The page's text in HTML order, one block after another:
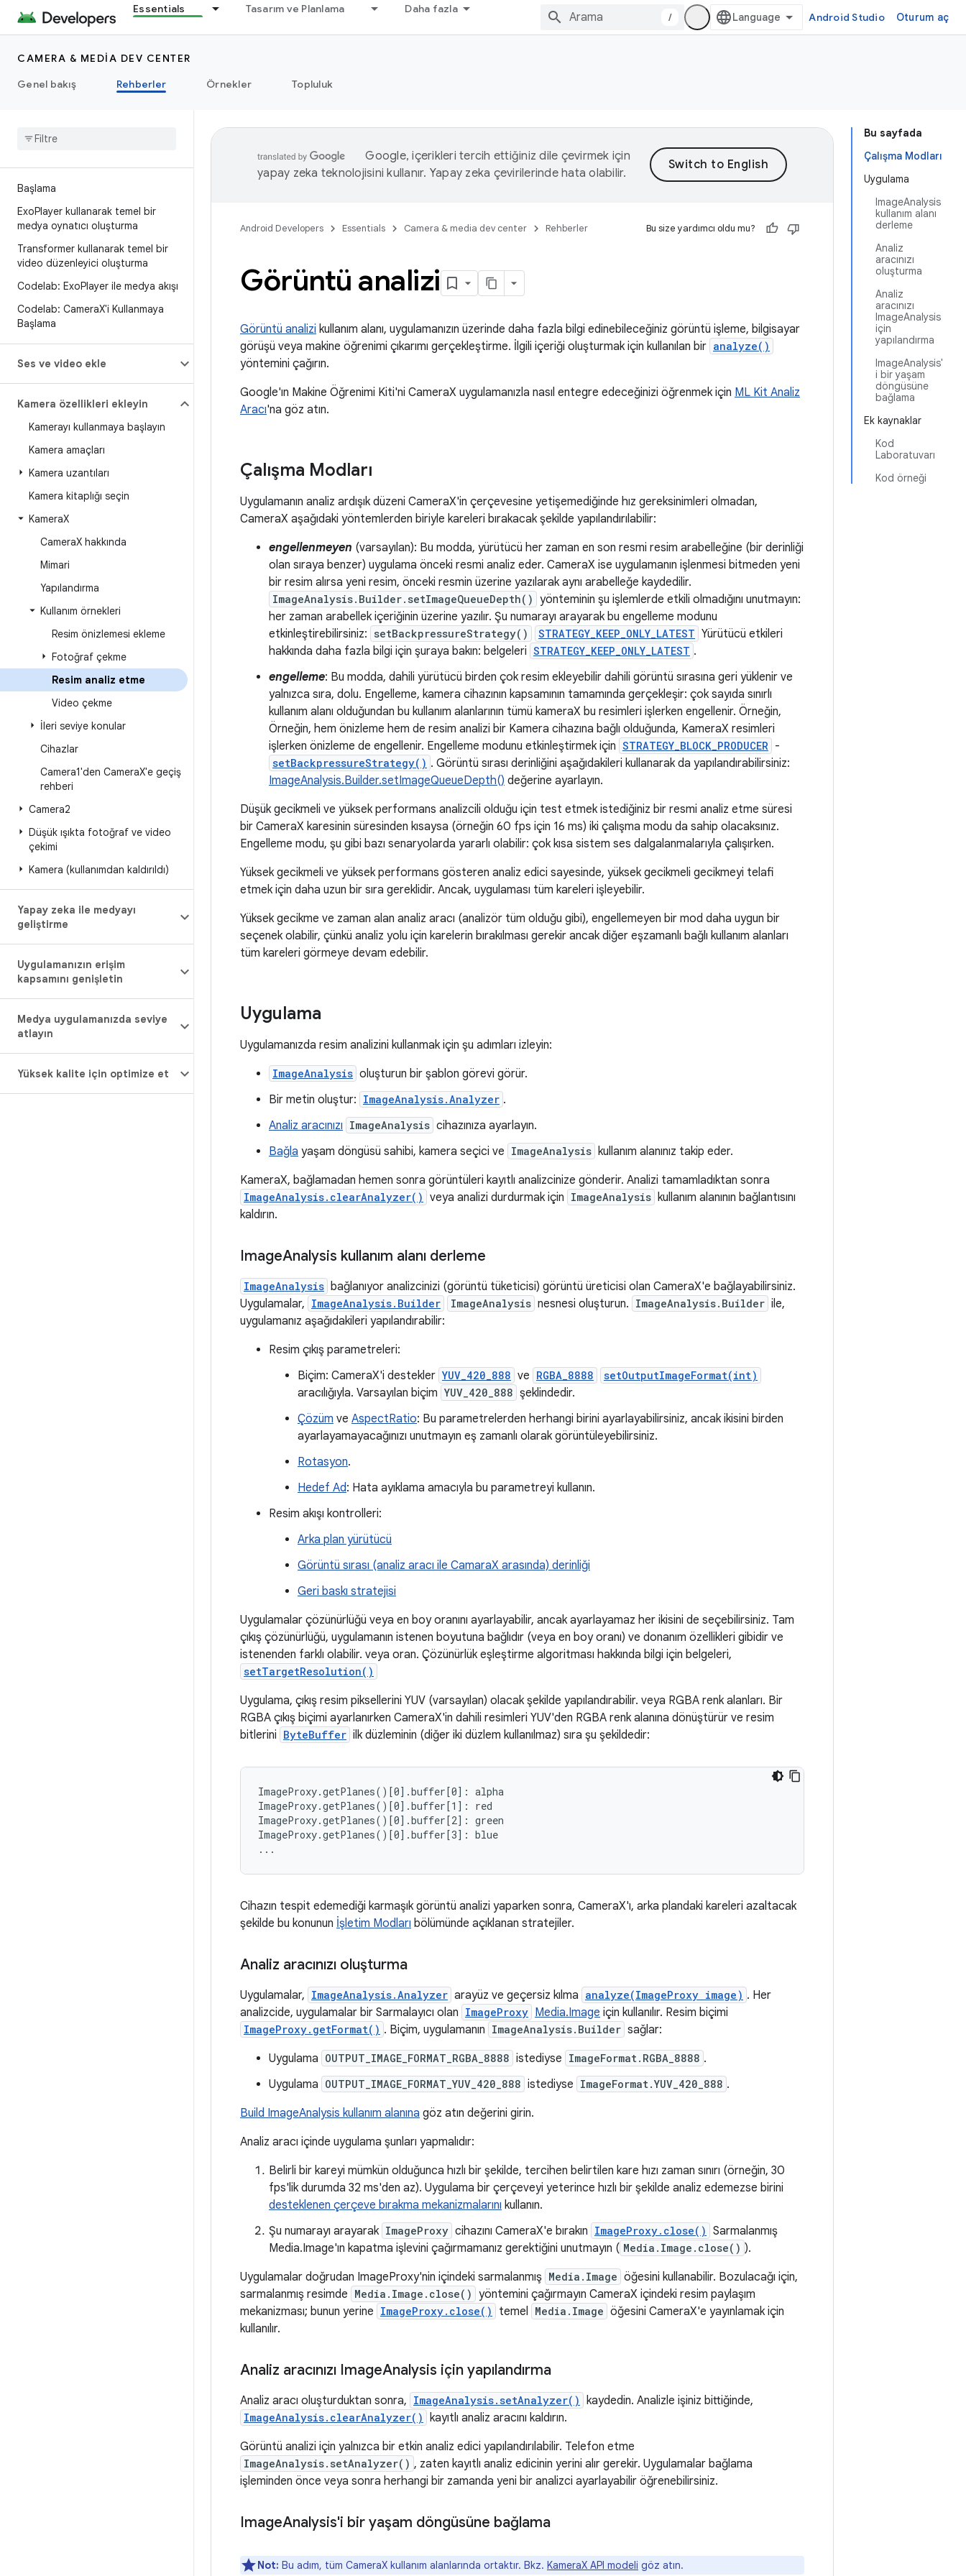
Essentials Tasarım ve Planlama Daha fazla
/ Android Studio Oturum aç
CAMERA & MEDIA DEV CENTER
Genel bakış
Rehberler Örnekler Topluluk
Başlama
ExoPlayer kullanarak temel bir
medya oynatıcı oluşturma
Transformer kullanarak temel bir
video düzenleyici oluşturma
Codelab: ExoPlayer ile medya akışı
Codelab: CameraX'i Kullanmaya
Başlama
Ses ve video ekle
Kamera özellikleri ekleyin
Kamerayı kullanmaya başlayın
Kamera amaçları
Kamera uzantıları
Kamera kitaplığı seçin
KameraX
CameraX hakkında
Mimari
Yapılandırma
Kullanım örnekleri
Resim önizlemesi ekleme
Fotoğraf çekme
Resim analiz etme
Video çekme
İleri seviye konular
Cihazlar
Camera1'den CameraX'e geçiş
rehberi
Camera2
Düşük ışıkta fotoğraf ve video
çekimi
Kamera (kullanımdan kaldırıldı)
Yapay zeka ile medyayı
geliştirme
Uygulamanızın erişim
kapsamını genişletin
Medya uygulamanızda seviye
atlayın
Yüksek kalite için optimize et
Bu sayfada
Çalışma Modları
Uygulama
ImageAnalysis
kullanım alanı
derleme
Analiz
aracınızı
oluşturma
Analiz
aracınızı
ImageAnalysis
için
yapılandırma
ImageAnalysis'
i bir yaşam
döngüsüne
bağlama
Ek kaynaklar
Kod
Laboratuvarı
Kod örneği
Google, içerikleri tercih ettiğiniz dile çevirmek için
yapay zeka teknolojisini kullanır. Yapay zeka çevirilerinde hata olabilir.
Android Developers Essentials Camera & media dev center Rehberler Bu size yardımcı oldu mu?
Görüntü analizi
Görüntü analizi kullanım alanı, uygulamanızın üzerinde daha fazla bilgi edinebileceğiniz görüntü işleme, bilgisayar
görüşü veya makine öğrenimi çıkarımı gerçekleştirme. İlgili içeriği oluşturmak için kullanılan bir analyze()
yöntemini çağırın.
Google'ın Makine Öğrenimi Kiti'ni CameraX uygulamanızla nasıl entegre edeceğinizi öğrenmek için ML Kit Analiz
Aracı'na göz atın.
Çalışma Modları
Uygulamanın analiz ardışık düzeni CameraX'in çerçevesine yetişemediğinde hız gereksinimleri olmadan,
CameraX aşağıdaki yöntemlerden biriyle kareleri bırakacak şekilde yapılandırılabilir:
engellenmeyen (varsayılan): Bu modda, yürütücü her zaman en son resmi resim arabelleğine (bir derinliği
olan sıraya benzer) uygulama önceki resmi analiz eder. CameraX ise uygulamanın işlenmesi bitmeden yeni
bir resim alırsa yeni resim, önceki resmin üzerine yazılarak aynı arabelleğe kaydedilir.
ImageAnalysis.Builder.setImageQueueDepth() yönteminin şu işlemlerde etkili olmadığını unutmayın:
her zaman arabellek içeriğinin üzerine yazılır. Şu numarayı arayarak bu engelleme modunu
etkinleştirebilirsiniz: setBackpressureStrategy() STRATEGY_KEEP_ONLY_LATEST Yürütücü etkileri
hakkında daha fazla bilgi için şuraya bakın: belgeleri STRATEGY_KEEP_ONLY_LATEST .
engelleme: Bu modda, dahili yürütücü birden çok resim ekleyebilir dahili görüntü sırasına geri yüklenir ve
yalnızca sıra, dolu. Engelleme, kamera cihazının kapsamının tamamında gerçekleşir: çok sayıda sınırlı
kullanım alanı olduğundan bu kullanım alanlarının tümü kameraX bu resimleri işlerken engellenir. Örneğin,
Örneğin, hem önizleme hem de resim analizi bir Kamera cihazına bağlı olduğunda, KameraX resimleri
işlerken önizleme de engellenir. Engelleme modunu etkinleştirmek için STRATEGY_BLOCK_PRODUCER -
setBackpressureStrategy() . Görüntü sırası derinliğini aşağıdakileri kullanarak da yapılandırabilirsiniz:
ImageAnalysis.Builder.setImageQueueDepth() değerine ayarlayın.
Düşük gecikmeli ve yüksek performans analizcili olduğu için test etmek istediğiniz bir resmi analiz etme süresi
bir CameraX karesinin süresinden kısaysa (örneğin 60 fps için 16 ms) iki çalışma modu da sahip olacaksınız.
Engelleme modu, şu gibi bazı senaryolarda yararlı olabilir: çok kısa sistem ses dalgalanmalarıyla çalışırken.
Yüksek gecikmeli ve yüksek performans gösteren analiz edici sayesinde, yüksek gecikmeli gecikmeyi telafi
etmek için daha uzun bir sıra gereklidir. Ancak, uygulaması tüm kareleri işleyebilir.
Yüksek gecikme ve zaman alan analiz aracı (analizör tüm olduğu gibi), engellemeyen bir mod daha uygun bir
seçenek olabilir, çünkü analiz yolu için karelerin bırakılması gerekir ancak diğer eşzamanlı bağlı kullanım alanları
tüm kareleri görmeye devam edebilir.
Uygulama
Uygulamanızda resim analizini kullanmak için şu adımları izleyin:
ImageAnalysis oluşturun bir şablon görevi görür.
Bir metin oluştur: ImageAnalysis.Analyzer .
Analiz aracınızı ImageAnalysis cihazınıza ayarlayın.
Bağla yaşam döngüsü sahibi, kamera seçici ve ImageAnalysis kullanım alanınız takip eder.
KameraX, bağlamadan hemen sonra görüntüleri kayıtlı analizcinize gönderir. Analizi tamamladıktan sonra
ImageAnalysis.clearAnalyzer() veya analizi durdurmak için ImageAnalysis kullanım alanının bağlantısını
kaldırın.
ImageAnalysis kullanım alanı derleme
ImageAnalysis bağlanıyor analizcinizi (görüntü tüketicisi) görüntü üreticisi olan CameraX'e bağlayabilirsiniz.
Uygulamalar, ImageAnalysis.Builder ImageAnalysis nesnesi oluşturun. ImageAnalysis.Builder ile,
uygulamanız aşağıdakileri yapılandırabilir:
Resim çıkış parametreleri:
Biçim: CameraX'i destekler YUV_420_888 ve RGBA_8888 setOutputImageFormat(int)
aracılığıyla. Varsayılan biçim YUV_420_888 şeklindedir.
Çözüm ve AspectRatio: Bu parametrelerden herhangi birini ayarlayabilirsiniz, ancak ikisini birden
ayarlayamayacağınızı unutmayın eş zamanlı olarak görüntüleyebilirsiniz.
Rotasyon.
Hedef Ad: Hata ayıklama amacıyla bu parametreyi kullanın.
Resim akışı kontrolleri:
Arka plan yürütücü
Görüntü sırası (analiz aracı ile CamaraX arasında) derinliği
Geri baskı stratejisi
Uygulamalar çözünürlüğü veya en boy oranını ayarlayabilir, ancak ayarlayamaz her ikisini de seçebilirsiniz. Tam
çıkış çözünürlüğü, uygulamanın istenen boyutuna bağlıdır (veya en boy oranı) ve donanım özellikleri gibidir ve
istenenden farklı olabilir. veya oran. Çözünürlük eşleştirme algoritması hakkında bilgi için belgeleri,
setTargetResolution()
Uygulama, çıkış resim piksellerini YUV (varsayılan) olacak şekilde yapılandırabilir. veya RGBA renk alanları. Bir
RGBA çıkış biçimi ayarlanırken CameraX'in dahili resimleri YUV'den RGBA renk alanına dönüştürür ve resim
bitlerini ByteBuffer ilk düzleminin (diğer iki düzlem kullanılmaz) sıra şu şekildedir:
ImageProxy.getPlanes()[0].buffer[0]: alpha
ImageProxy.getPlanes()[0].buffer[1]: red
ImageProxy.getPlanes()[0].buffer[2]: green
ImageProxy.getPlanes()[0].buffer[3]: blue
Cihazın tespit edemediği karmaşık görüntü analizi yaparken sonra, CameraX'ı, arka plandaki kareleri azaltacak
şekilde bu konunun İşletim Modları bölümünde açıklanan stratejiler.
Analiz aracınızı oluşturma
Uygulamalar, ImageAnalysis.Analyzer arayüz ve geçersiz kılma analyze(ImageProxy image) . Her
analizcide, uygulamalar bir Sarmalayıcı olan ImageProxy Media.Image için kullanılır. Resim biçimi
ImageProxy.getFormat() . Biçim, uygulamanın ImageAnalysis.Builder sağlar:
Uygulama OUTPUT_IMAGE_FORMAT_RGBA_8888 istediyse ImageFormat.RGBA_8888 .
Uygulama OUTPUT_IMAGE_FORMAT_YUV_420_888 istediyse ImageFormat.YUV_420_888 .
Build ImageAnalysis kullanım alanına göz atın değerini girin.
Analiz aracı içinde uygulama şunları yapmalıdır:
Belirli bir kareyi mümkün olduğunca hızlı bir şekilde, tercihen belirtilen kare hızı zaman sınırı (örneğin, 30
fps'lik durumda 32 ms'den az). Uygulama bir çerçeveyi yeterince hızlı bir şekilde analiz edemezse birini
desteklenen çerçeve bırakma mekanizmalarını kullanın.
Şu numarayı arayarak ImageProxy cihazını CameraX'e bırakın ImageProxy.close() Sarmalanmış
Media.Image'ın kapatma işlevini çağırmamanız gerektiğini unutmayın ( Media.Image.close() ).
Uygulamalar doğrudan ImageProxy'nin içindeki sarmalanmış Media.Image öğesini kullanabilir. Bozulacağı için,
sarmalanmış resimde Media.Image.close() yöntemini çağırmayın CameraX içindeki resim paylaşım
mekanizması; bunun yerine ImageProxy.close() temel Media.Image öğesini CameraX'e yayınlamak için
kullanılır.
Analiz aracınızı ImageAnalysis için yapılandırma
Analiz aracı oluşturduktan sonra, ImageAnalysis.setAnalyzer() kaydedin. Analizle işiniz bittiğinde,
ImageAnalysis.clearAnalyzer() kayıtlı analiz aracını kaldırın.
Görüntü analizi için yalnızca bir etkin analiz edici yapılandırılabilir. Telefon etme
ImageAnalysis.setAnalyzer() , zaten kayıtlı analiz edicinin yerini alır gerekir. Uygulamalar bağlama
işleminden önce veya sonra herhangi bir zamanda yeni bir analizci ayarlayabilir öğrenebilirsiniz.
ImageAnalysis'i bir yaşam döngüsüne bağlama
Not: Bu adım, tüm CameraX kullanım alanlarında ortaktır. Bkz. KameraX API modeli göz atın.